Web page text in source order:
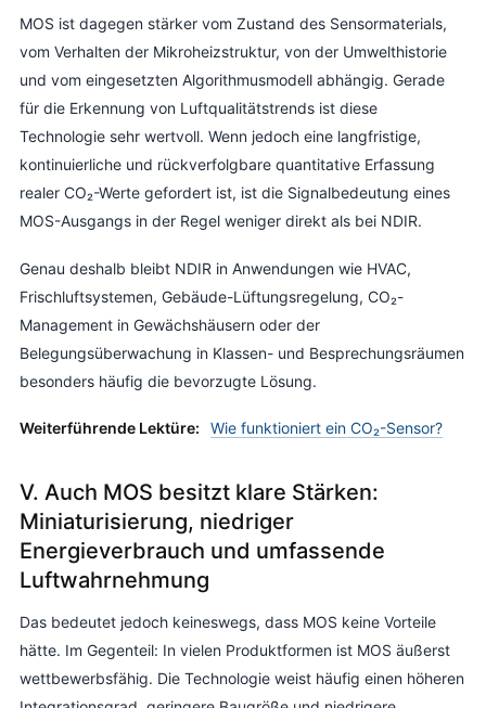
MOS ist dagegen stärker vom Zustand des Sensormaterials,
vom Verhalten der Mikroheizstruktur, von der Umwelthistorie
und vom eingesetzten Algorithmusmodell abhängig. Gerade
für die Erkennung von Luftqualitätstrends ist diese
Technologie sehr wertvoll. Wenn jedoch eine langfristige,
kontinuierliche und rückverfolgbare quantitative Erfassung
realer CO₂-Werte gefordert ist, ist die Signalbedeutung eines
MOS-Ausgangs in der Regel weniger direkt als bei NDIR.
Genau deshalb bleibt NDIR in Anwendungen wie HVAC,
Frischluftsystemen, Gebäude-Lüftungsregelung, CO₂-
Management in Gewächshäusern oder der
Belegungsüberwachung in Klassen- und Besprechungsräumen
besonders häufig die bevorzugte Lösung.
Weiterführende Lektüre: Wie funktioniert ein CO₂-Sensor?
V. Auch MOS besitzt klare Stärken:
Miniaturisierung, niedriger
Energieverbrauch und umfassende
Luftwahrnehmung
Das bedeutet jedoch keineswegs, dass MOS keine Vorteile
hätte. Im Gegenteil: In vielen Produktformen ist MOS äußerst
wettbewerbsfähig. Die Technologie weist häufig einen höheren